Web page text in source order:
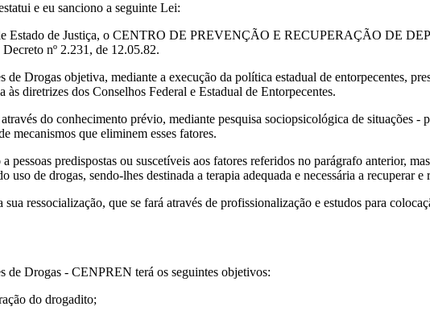
e eu sanciono a seguinte Lei:
de Estado de Justiça, o CENTRO DE PREVENÇÃO E RECUPERAÇÃO DE
nº 2.231, de 12.05.82.
Drogas objetiva, mediante a execução da política estadual de entorpecentes,
diretrizes dos Conselhos Federal e Estadual de Entorpecentes.
do conhecimento prévio, mediante pesquisa sociopsicológica de situações -
mecanismos que eliminem esses fatores.
pessoas predispostas ou suscetíveis aos fatores referidos no parágrafo anterior,
de drogas, sendo-lhes destinada a terapia adequada e necessária a recuperar e
ressocialização, que se fará através de profissionalização e estudos para
de Drogas - CENPREN terá os seguintes objetivos:
do drogadito;